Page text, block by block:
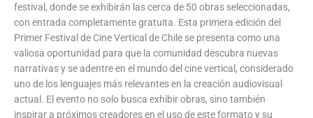
festival, donde se exhibirán las cerca de 50 obras seleccionadas,
con entrada completamente gratuita. Esta primera edición del
Primer Festival de Cine Vertical de Chile se presenta como una
valiosa oportunidad para que la comunidad descubra nuevas
narrativas y se adentre en el mundo del cine vertical, considerado
uno de los lenguajes más relevantes en la creación audiovisual
actual. El evento no solo busca exhibir obras, sino también
inspirar a próximos creadores en el uso de este formato y su